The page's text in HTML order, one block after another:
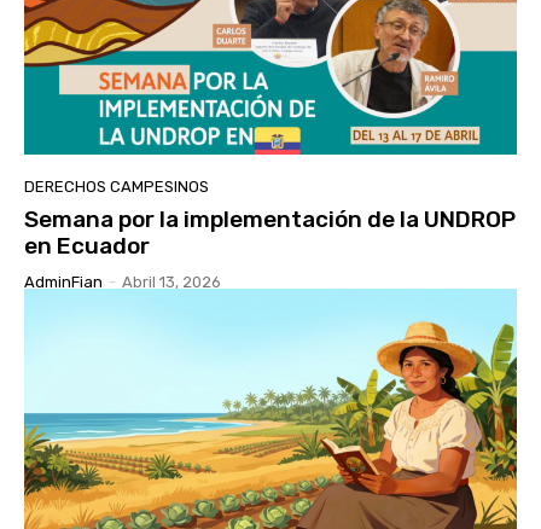
DERECHOS CAMPESINOS
Semana por la implementación de la UNDROP
en Ecuador
AdminFian - Abril 13, 2026